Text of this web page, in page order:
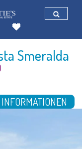
Smeralda